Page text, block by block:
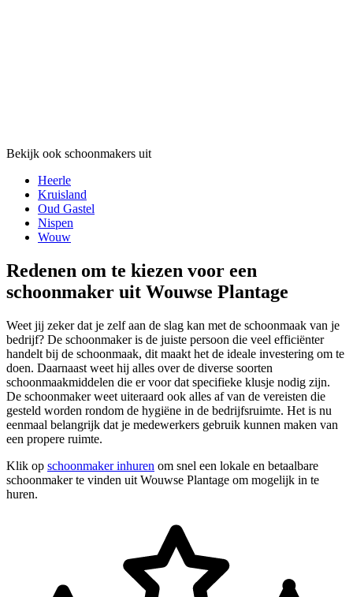
Bekijk ook schoonmakers uit
Heerle
Kruisland
Oud Gastel
Nispen
Wouw
Redenen om te kiezen voor een
schoonmaker uit Wouwse Plantage
Weet jij zeker dat je zelf aan de slag kan met de schoonmaak van je
bedrijf? De schoonmaker is de juiste persoon die veel efficiënter
handelt bij de schoonmaak, dit maakt het de ideale investering om te
doen. Daarnaast weet hij alles over de diverse soorten
schoonmaakmiddelen die er voor dat specifieke klusje nodig zijn.
De schoonmaker weet uiteraard ook alles af van de vereisten die
gesteld worden rondom de hygiëne in de bedrijfsruimte. Het is nu
eenmaal belangrijk dat je medewerkers gebruik kunnen maken van
een propere ruimte.
Klik op schoonmaker inhuren om snel een lokale en betaalbare
schoonmaker te vinden uit Wouwse Plantage om mogelijk in te
huren.